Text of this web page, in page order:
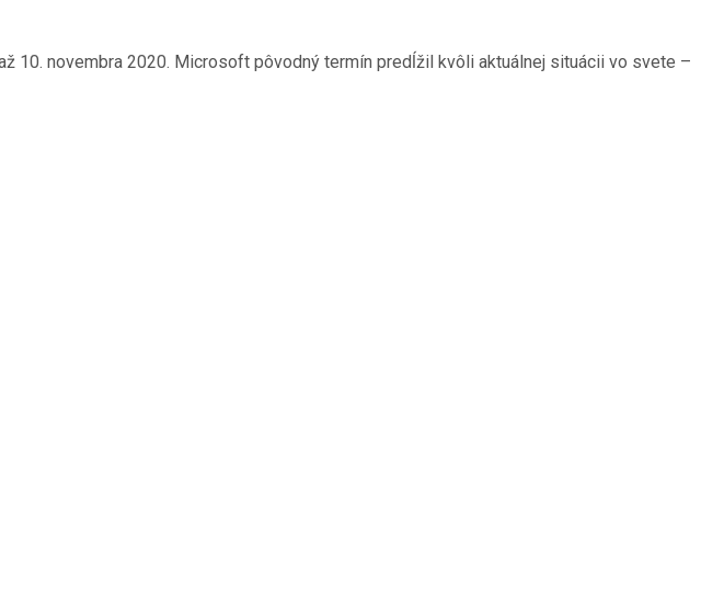
10. novembra 2020. Microsoft pôvodný termín predĺžil kvôli aktuálnej situácii vo svete –